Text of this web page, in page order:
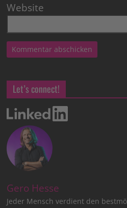
Website
Let’s connect!
Gero Hesse
Jeder Mensch verdient den